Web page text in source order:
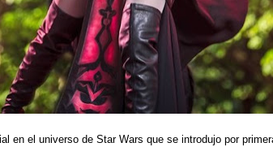
en el universo de Star Wars que se introdujo por